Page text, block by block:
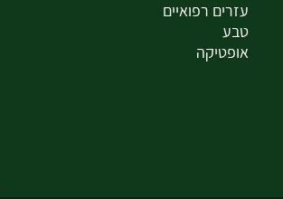
עזרים רפואיים
טבע
אופטיקה